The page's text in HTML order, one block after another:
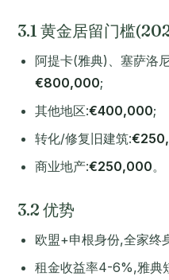
3.1 黄金居留门槛
阿提卡(雅典)、塞萨洛
€800,000;
其他地区:€400,000;
转化/修复旧建筑:
商业地产:€250,000。
3.2 优势
欧盟+申根身份,全家终
租金收益率4-6%,雅典